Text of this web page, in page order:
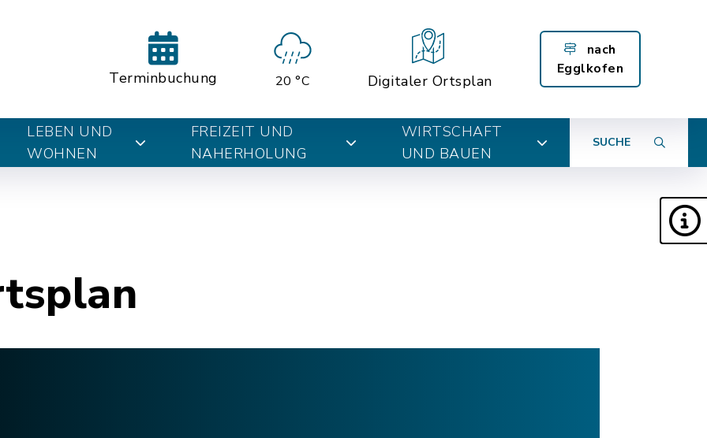
Terminbuchung 20 °C Digitaler Ortsplan
nach
Egglkofen
LEBEN UND
WOHNEN
FREIZEIT UND
NAHERHOLUNG
WIRTSCHAFT
UND BAUEN
SUCHE